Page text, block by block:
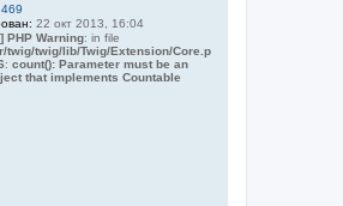
469
22 окт 2013, 16:04
PHP Warning: in file
twig/twig/lib/Twig/Extension/Core.p
: count(): Parameter must be an
that implements Countable